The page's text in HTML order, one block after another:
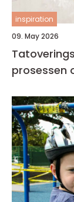
inspiration
09. May 2026
prosessen